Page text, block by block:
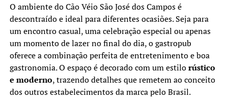
O ambiente do Cão Véio São José dos Campos é
descontraído e ideal para diferentes ocasiões. Seja para
um encontro casual, uma celebração especial ou apenas
um momento de lazer no final do dia, o gastropub
oferece a combinação perfeita de entretenimento e boa
gastronomia. O espaço é decorado com um estilorústico
e moderno, trazendo detalhes que remetem ao conceito
dos outros estabelecimentos da marca pelo Brasil.